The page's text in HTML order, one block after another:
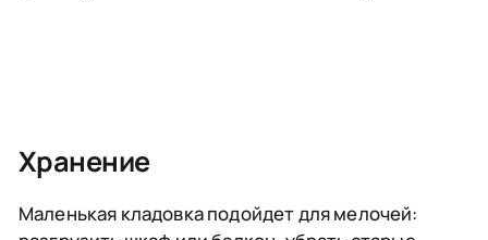
Хранение
Маленькая кладовка подойдет для мелочей: